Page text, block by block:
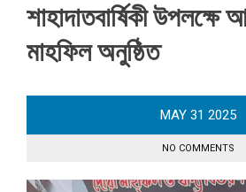
শাহাদাতবার্ষিকী
মাহফিল অনুষ্ঠিত
MAY 31 2025
NO COMMENTS